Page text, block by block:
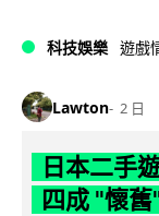
科技娛樂 遊戲
Lawton 2 日
日本二手
四成 "懷